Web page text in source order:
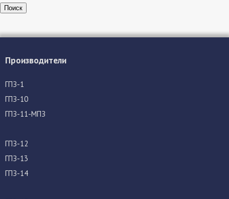
Поиск
Производители
ГПЗ-1
ГПЗ-10
ГПЗ-11-МПЗ
ГПЗ-12
ГПЗ-13
ГПЗ-14